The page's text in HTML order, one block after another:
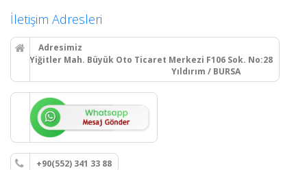
İletişim Adresleri
Adresimiz
Yiğitler Mah. Büyük Oto Ticaret Merkezi F106 Sok. No:28
Yıldırım / BURSA
+90(552) 341 33 88